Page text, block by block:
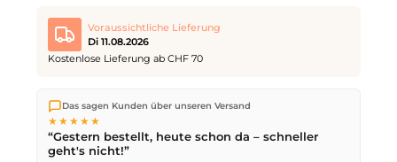
Gewünschte Anzahl
Dein Name E-Mail-Adresse
Voraussichtliche Lieferung
Di 11.08.2026
Kostenlose Lieferung ab CHF 70
Wir versenden direkt aus unserem Lager in Kriens. Ab
ist die Lieferung kostenlos. Bestellungen bis
werden noch am selben Tag versendet – Zustellung am
nächsten Werktagmit der Schweizerischen Post.
Das sagen Kunden über unseren Versand
★★★★★
“Gestern bestellt, heute schon da – schneller
geht's nicht!”